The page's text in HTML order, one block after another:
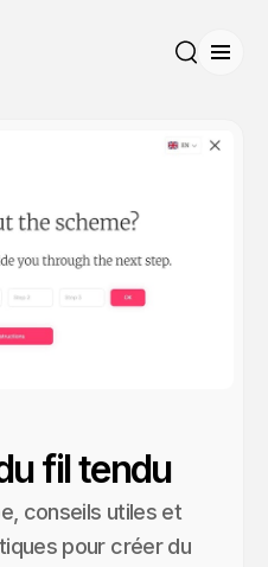
fil tendu
conseils utiles et
pour créer du